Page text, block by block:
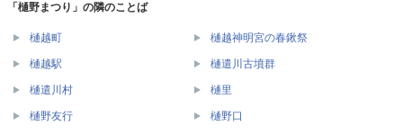
「樋野まつり」の隣のことば
樋越町 樋越神明宮の春鍬祭
樋越駅 樋遣川古墳群
樋遣川村 樋里
樋野友行 樋野口